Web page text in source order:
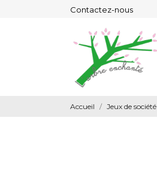
Contactez-nous
Accueil Jeux de société